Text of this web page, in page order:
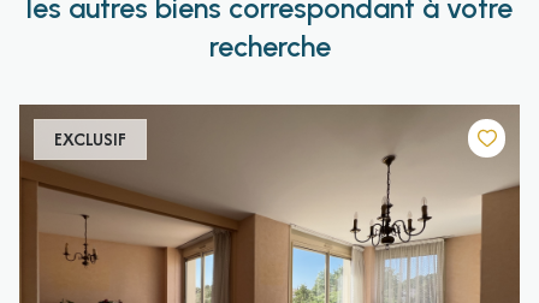
les autres biens correspondant à votre
recherche
EXCLUSIF